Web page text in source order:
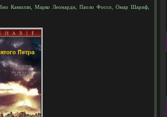
Камилли, Марко Леонарди, Паоло Фоссо, Омар Шариф,